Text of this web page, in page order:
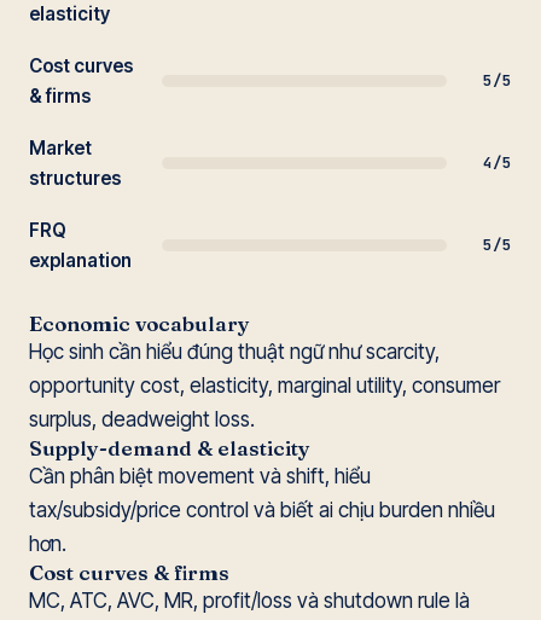
elasticity
Cost curves
& firms
5/5
Market
structures
4/5
FRQ
explanation
5/5
Economic vocabulary
Học sinh cần hiểu đúng thuật ngữ như scarcity,
opportunity cost, elasticity, marginal utility, consumer
surplus, deadweight loss.
Supply-demand & elasticity
Cần phân biệt movement và shift, hiểu
tax/subsidy/price control và biết ai chịu burden nhiều
hơn.
Cost curves & firms
MC, ATC, AVC, MR, profit/loss và shutdown rule là